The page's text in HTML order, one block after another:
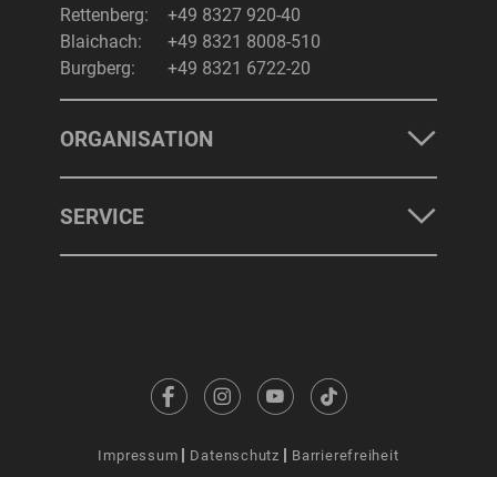
Rettenberg:
+49 8327 920-40
Blaichach:
+49 8321 8008-510
Burgberg:
+49 8321 6722-20
ORGANISATION
SERVICE
Impressum Datenschutz Barrierefreiheit